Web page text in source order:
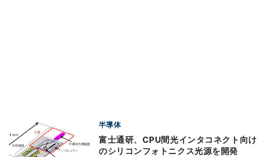
半導体
富士通研、CPU間光インタコネクト向け
のシリコンフォトニクス光源を開発